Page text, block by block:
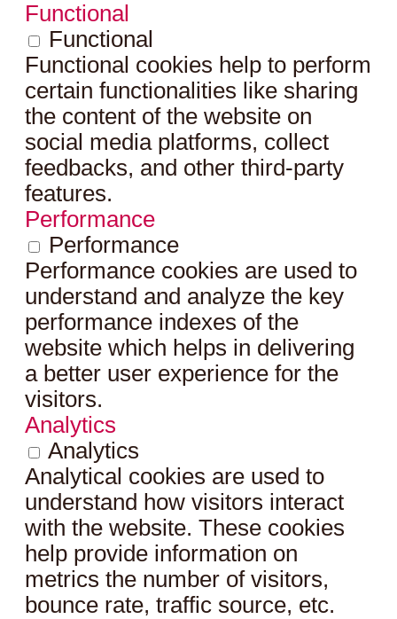
Functional
Functional
Functional cookies help to perform
certain functionalities like sharing
the content of the website on
social media platforms, collect
feedbacks, and other third-party
features.
Performance
Performance
Performance cookies are used to
understand and analyze the key
performance indexes of the
website which helps in delivering
a better user experience for the
visitors.
Analytics
Analytics
Analytical cookies are used to
understand how visitors interact
with the website. These cookies
help provide information on
metrics the number of visitors,
bounce rate, traffic source, etc.